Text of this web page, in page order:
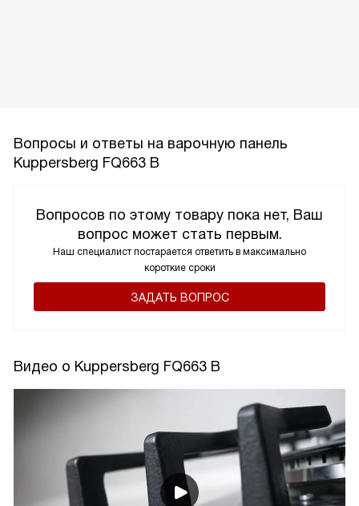
Вопросы и ответы на варочную панель
Kuppersberg FQ663 B
Вопросов по этому товару пока нет, Ваш
вопрос может стать первым.
Наш специалист постарается ответить в максимально
короткие сроки
ЗАДАТЬ ВОПРОС
Видео о Kuppersberg FQ663 B